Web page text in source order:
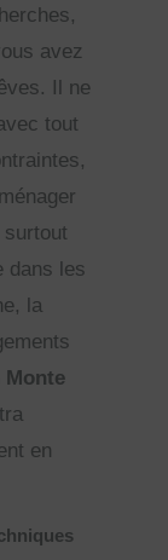
avez
Il ne
tout
dans les
la
en